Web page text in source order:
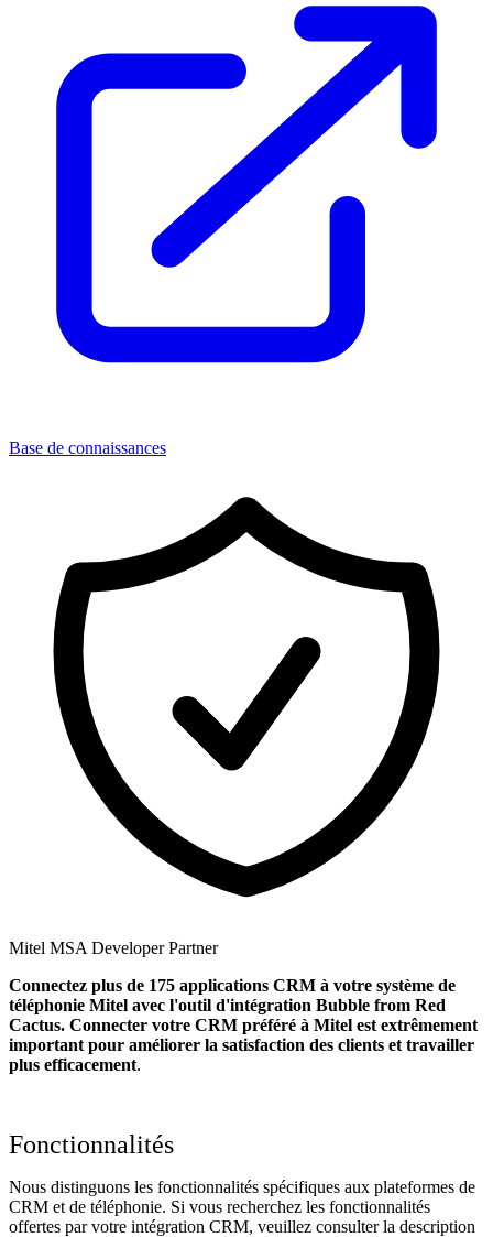
Base de connaissances
Mitel MSA Developer Partner
Connectez plus de 175 applications CRM à votre système de
téléphonie Mitel avec l'outil d'intégration Bubble from Red
Cactus. Connecter votre CRM préféré à Mitel est extrêmement
important pour améliorer la satisfaction des clients et travailler
plus efficacement.
Fonctionnalités
Nous distinguons les fonctionnalités spécifiques aux plateformes de
CRM et de téléphonie. Si vous recherchez les fonctionnalités
offertes par votre intégration CRM, veuillez consulter la description